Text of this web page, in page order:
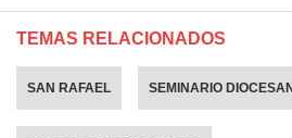
TEMAS RELACIONADOS
SAN RAFAEL SEMINARIO